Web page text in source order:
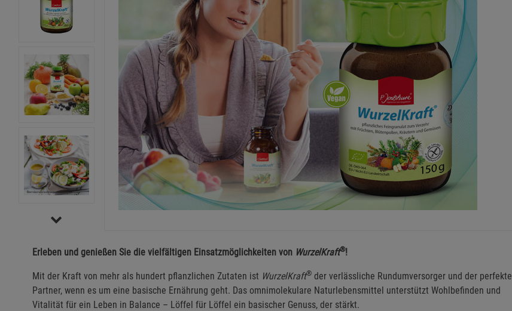
Erleben und genießen Sie die vielfältigen Einsatzmöglichkeiten von WurzelKraft®!
Mit der Kraft von mehr als hundert pflanzlichen Zutaten ist WurzelKraft® der verlässliche Rundumversorger und der perfekte
Partner, wenn es um eine basische Ernährung geht. Das omnimolekulare Naturlebensmittel unterstützt Wohlbefinden und
Vitalität für ein Leben in Balance – Löffel für Löffel ein basischer Genuss, der stärkt.